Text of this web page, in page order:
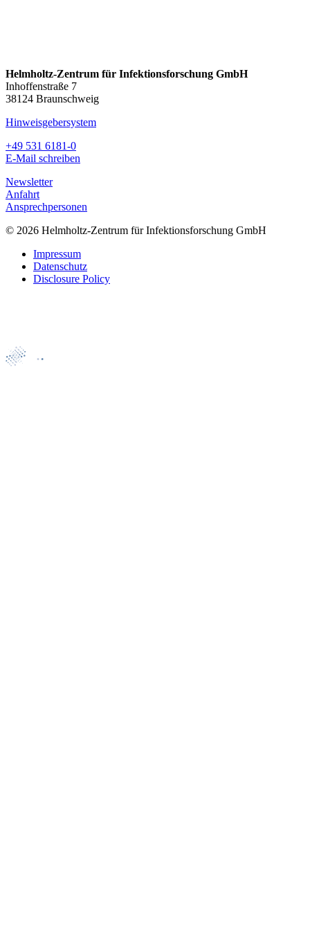
Helmholtz-Zentrum für Infektionsforschung GmbH
Inhoffenstraße 7
38124 Braunschweig
Hinweisgebersystem
+49 531 6181-0
E-Mail schreiben
Newsletter
Anfahrt
Ansprechpersonen
© 2026 Helmholtz-Zentrum für Infektionsforschung GmbH
Impressum
Datenschutz
Disclosure Policy